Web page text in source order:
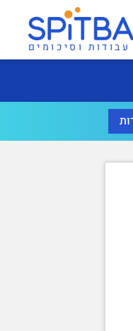
עבודות וסיכומים